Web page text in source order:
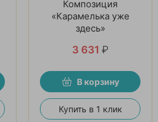
Композиция
«Карамелька уже
здесь»
3 631 ₽
В корзину
Купить в 1 клик